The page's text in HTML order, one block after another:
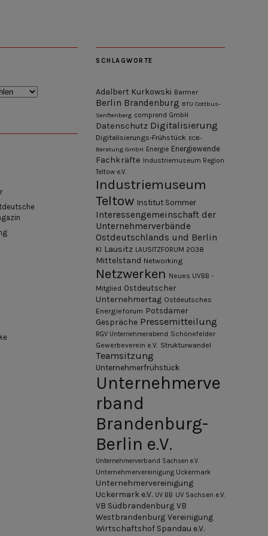
SCHLAGWORTE
Adalbert Kurkowski Barmer
Berlin Brandenburg BTU Cottbus-
Senftenberg comprend GmbH
Datenschutz Digitalisierung
Digitalisierungs-Frühstück ECB-
Beratung GmbH Energie Energiewende
Fachkräfte Industriemuseum Region
Teltow e.V.
Industriemuseum
Teltow Institut Sommer
Interessengemeinschaft der
Unternehmerverbände
Ostdeutschlands und Berlin
KI Lausitz LAUSITZFORUM 2038
Mittelstand Networking
Netzwerken Neues UVBB -
Mitglied Ostdeutscher
Unternehmertag Ostdeutsches
Energieforum Potsdamer
Gespräche Pressemitteilung
RGV Unternehmerabend Schönefelder
Gewerbeverein e.V. Strukturwandel
Teamsitzung
Unternehmerfrühstück
Unternehmerve
rband
Brandenburg-
Berlin e.V.
Unternehmerverband Sachsen e.V.
Unternehmervereinigung Uckermark
Unternehmervereinigung
Uckermark e.V. UV BB UV Sachsen e.V.
VB Südbrandenburg VB
Westbrandenburg Vereinigung
Wirtschaftshof Spandau e.V.